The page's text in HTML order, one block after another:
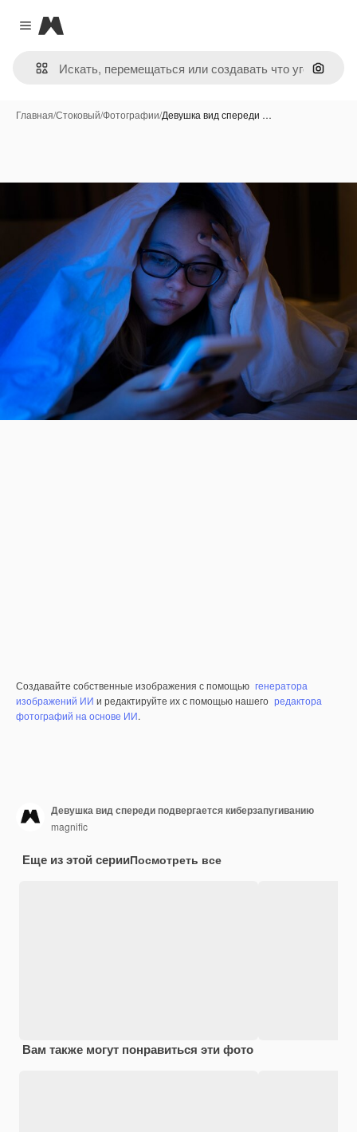
Close menu
Magnific
Поиск
Главная/Стоковый/Фотографии/Девушка вид спереди …
Создавайте собственные изображения с помощью генератора
изображений ИИ и редактируйте их с помощью нашего редактора
фотографий на основе ИИ.
Девушка вид спереди подвергается киберзапугиванию
magnific
Еще из этой серииПосмотреть все
Вам также могут понравиться эти фото